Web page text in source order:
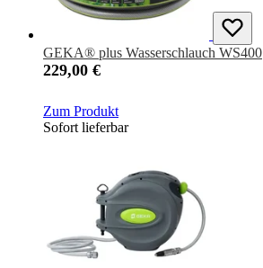
GEKA® plus Wasserschlauch WS400
229,00 €
Zum Produkt
Sofort lieferbar